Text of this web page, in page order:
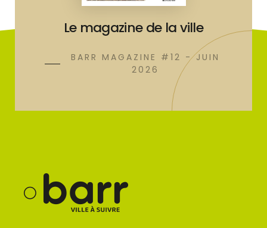
Le magazine de la ville
BARR MAGAZINE #12 - JUIN
2026